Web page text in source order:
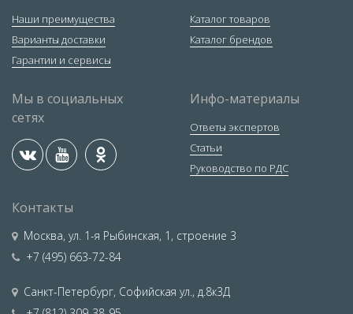
Наши преимущества
Варианты доставки
Гарантии и сервисы
Каталог товаров
Каталог брендов
Мы в социальных
сетях
Инфо-материалы
Ответы экспертов
Статьи
Руководство по РДС
Контакты
Москва, ул. 1-я Рыбинская, 1, строение 3
+7 (495) 663-72-84
Санкт-Петербург, Софийская ул., д.8к3Д